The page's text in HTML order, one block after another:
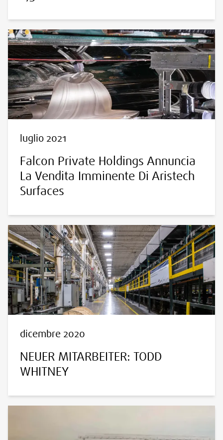
luglio 2021
Falcon Private Holdings Annuncia
La Vendita Imminente Di Aristech
Surfaces
dicembre 2020
NEUER MITARBEITER: TODD
WHITNEY